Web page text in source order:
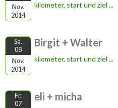
Nov.
2014
kilometer, start und ziel ...
Sa.
08
Nov.
2014
Birgit + Walter
kilometer, start und ziel ...
Fr.
07
eli + micha